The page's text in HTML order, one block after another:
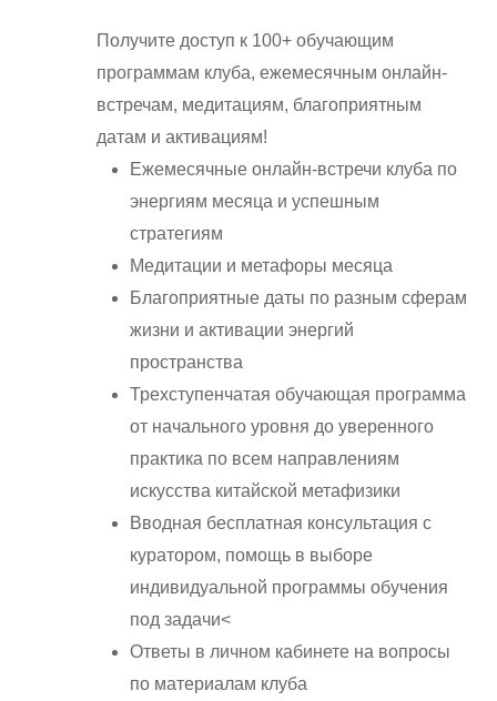
Получите доступ к 100+ обучающим
программам клуба, ежемесячным онлайн-
встречам, медитациям, благоприятным
датам и активациям!
Ежемесячные онлайн-встречи клуба по
энергиям месяца и успешным
стратегиям
Медитации и метафоры месяца
Благоприятные даты по разным сферам
жизни и активации энергий
пространства
Трехступенчатая обучающая программа
от начального уровня до уверенного
практика по всем направлениям
искусства китайской метафизики
Вводная бесплатная консультация с
куратором, помощь в выборе
индивидуальной программы обучения
под задачи<
Ответы в личном кабинете на вопросы
по материалам клуба